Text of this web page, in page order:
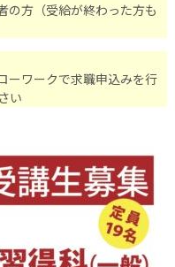
方（受給が終わった方も
ーワークで求職申込みを行
い